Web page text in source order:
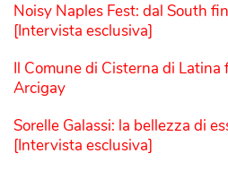
Noisy Naples Fest: dal South
[Intervista esclusiva]
Il Comune di Cisterna di
Arcigay
Sorelle Galassi: la bellezza di
[Intervista esclusiva]